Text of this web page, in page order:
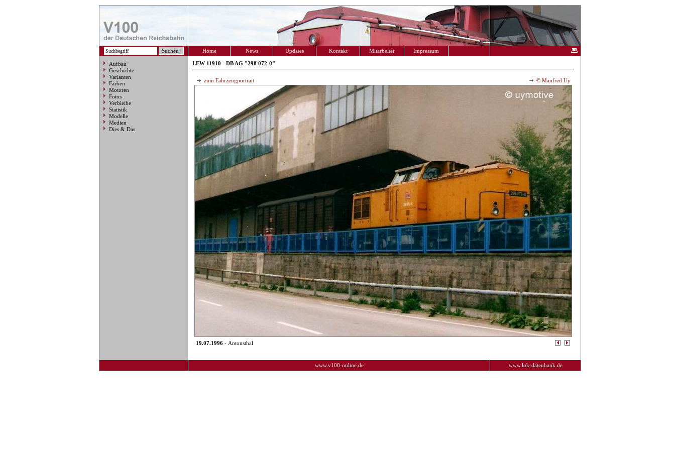
Home News Updates Kontakt Mitarbeiter Impressum
Aufbau
Geschichte
Varianten
Farben
Motoren
Fotos
Verbleibe
Statistik
Modelle
Medien
Dies & Das
LEW 11910 - DB AG "298 072-0"
zum Fahrzeugportrait © Manfred Uy
19.07.1996 - Antonsthal
www.v100-online.de www.lok-datenbank.de